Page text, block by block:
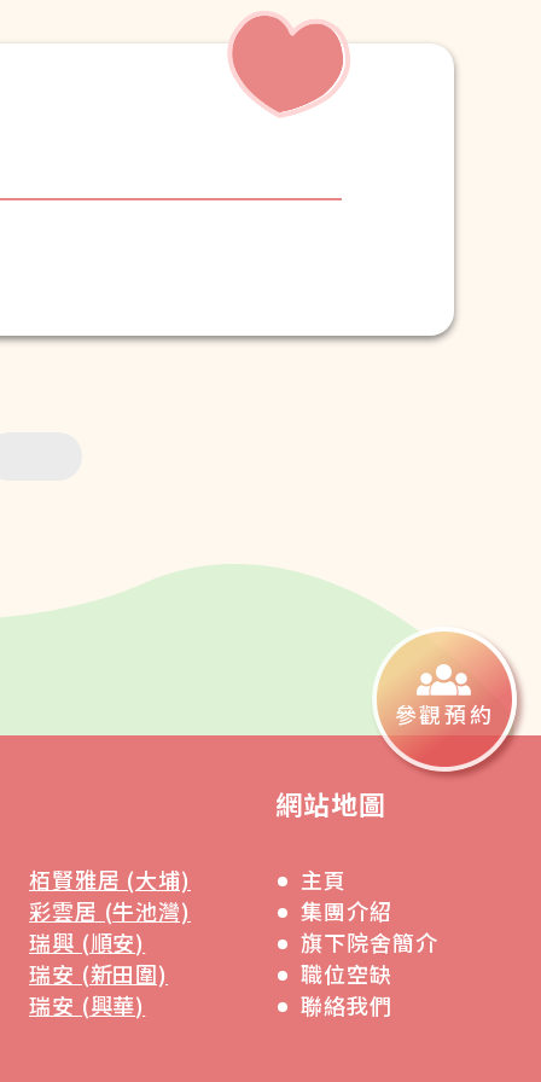
參觀預約
栢賢雅居 (大埔)
彩雲居 (牛池灣)
瑞興 (順安)
瑞安 (新田圍)
瑞安 (興華)
網站地圖
主頁
集團介紹
旗下院舍簡介
職位空缺
聯絡我們